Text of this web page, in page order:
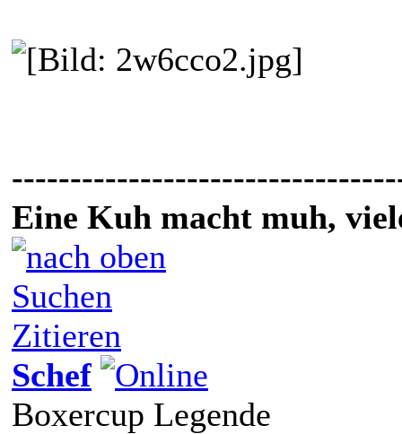
Eine Kuh macht muh,
Suchen
Zitieren
Schef
Boxercup Legende